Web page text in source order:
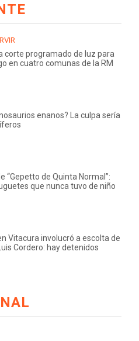
corte programado de luz para
en cuatro comunas de la RM
enanos? La culpa sería
“Gepetto de Quinta Normal”:
que nunca tuvo de niño
Vitacura involucró a escolta de
Cordero: hay detenidos